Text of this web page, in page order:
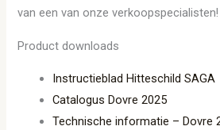
van een van onze verkoopspecialisten!
Product downloads
Instructieblad Hitteschild SAGA
Catalogus Dovre 2025
Technische informatie – Dovre